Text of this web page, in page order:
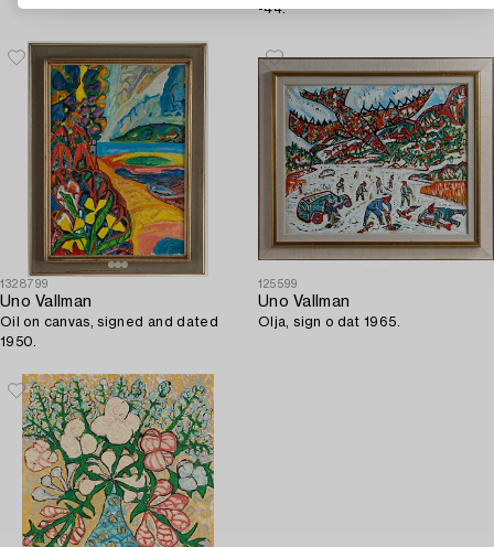
-44.
1328799
Uno Vallman
Oil on canvas, signed and dated
1950.
125599
Uno Vallman
Olja, sign o dat 1965.